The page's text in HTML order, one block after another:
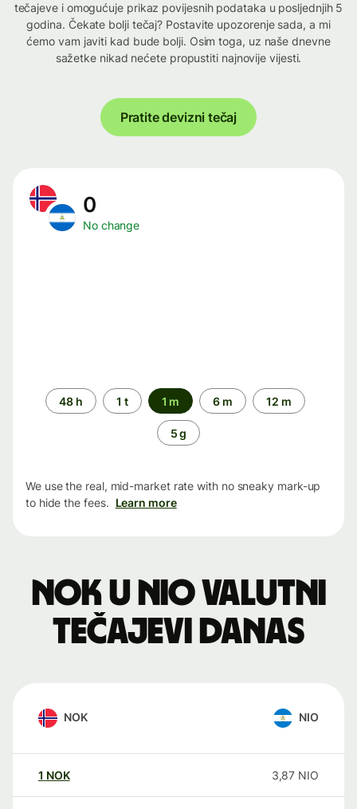
tečajeve i omogućuje prikaz povijesnih podataka u posljednjih 5
godina. Čekate bolji tečaj? Postavite upozorenje sada, a mi
ćemo vam javiti kad bude bolji. Osim toga, uz naše dnevne
sažetke nikad nećete propustiti najnovije vijesti.
Pratite devizni tečaj
0
No change
Time
period
48 h 1 t 1 m 6 m 12 m
5 g
We use the real, mid-market rate with no sneaky mark-up
to hide the fees. Learn more
NOK u NIO valutni
tečajevi danas
NOK NIO
1 NOK 3,87 NIO